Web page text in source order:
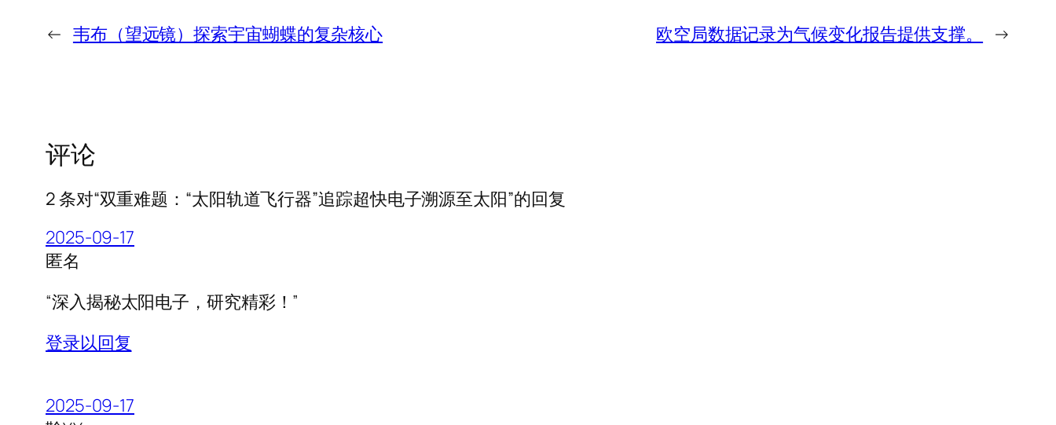
← 韦布（望远镜）探索宇宙蝴蝶的复杂核心 欧空局数据记录为气候变化报告提供支撑。 →
评论
2 条对“双重难题：“太阳轨道飞行器”追踪超快电子溯源至太阳”的回复
2025-09-17
匿名
“深入揭秘太阳电子，研究精彩！”
登录以回复
2025-09-17